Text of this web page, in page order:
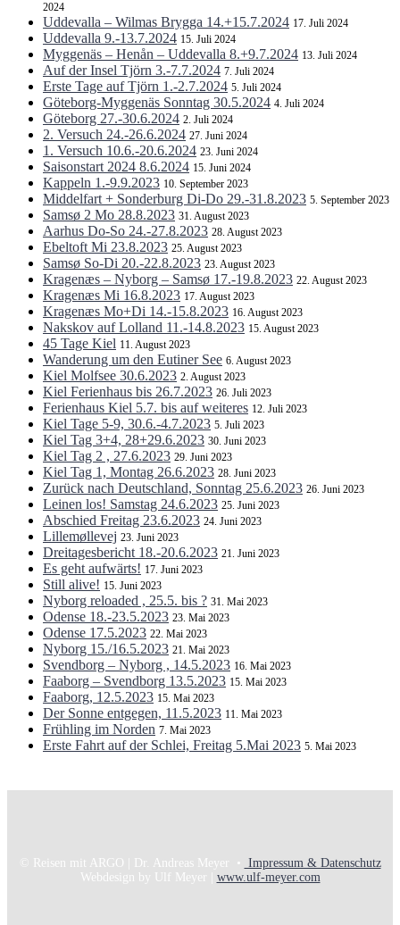
2024
Uddevalla – Wilmas Brygga 14.+15.7.2024 17. Juli 2024
Uddevalla 9.-13.7.2024 15. Juli 2024
Myggenäs – Henån – Uddevalla 8.+9.7.2024 13. Juli 2024
Auf der Insel Tjörn 3.-7.7.2024 7. Juli 2024
Erste Tage auf Tjörn 1.-2.7.2024 5. Juli 2024
Göteborg-Myggenäs Sonntag 30.5.2024 4. Juli 2024
Göteborg 27.-30.6.2024 2. Juli 2024
2. Versuch 24.-26.6.2024 27. Juni 2024
1. Versuch 10.6.-20.6.2024 23. Juni 2024
Saisonstart 2024 8.6.2024 15. Juni 2024
Kappeln 1.-9.9.2023 10. September 2023
Middelfart + Sonderburg Di-Do 29.-31.8.2023 5. September 2023
Samsø 2 Mo 28.8.2023 31. August 2023
Aarhus Do-So 24.-27.8.2023 28. August 2023
Ebeltoft Mi 23.8.2023 25. August 2023
Samsø So-Di 20.-22.8.2023 23. August 2023
Kragenæs – Nyborg – Samsø 17.-19.8.2023 22. August 2023
Kragenæs Mi 16.8.2023 17. August 2023
Kragenæs Mo+Di 14.-15.8.2023 16. August 2023
Nakskov auf Lolland 11.-14.8.2023 15. August 2023
45 Tage Kiel 11. August 2023
Wanderung um den Eutiner See 6. August 2023
Kiel Molfsee 30.6.2023 2. August 2023
Kiel Ferienhaus bis 26.7.2023 26. Juli 2023
Ferienhaus Kiel 5.7. bis auf weiteres 12. Juli 2023
Kiel Tage 5-9, 30.6.-4.7.2023 5. Juli 2023
Kiel Tag 3+4, 28+29.6.2023 30. Juni 2023
Kiel Tag 2 , 27.6.2023 29. Juni 2023
Kiel Tag 1, Montag 26.6.2023 28. Juni 2023
Zurück nach Deutschland, Sonntag 25.6.2023 26. Juni 2023
Leinen los! Samstag 24.6.2023 25. Juni 2023
Abschied Freitag 23.6.2023 24. Juni 2023
Lillemøllevej 23. Juni 2023
Dreitagesbericht 18.-20.6.2023 21. Juni 2023
Es geht aufwärts! 17. Juni 2023
Still alive! 15. Juni 2023
Nyborg reloaded , 25.5. bis ? 31. Mai 2023
Odense 18.-23.5.2023 23. Mai 2023
Odense 17.5.2023 22. Mai 2023
Nyborg 15./16.5.2023 21. Mai 2023
Svendborg – Nyborg , 14.5.2023 16. Mai 2023
Faaborg – Svendborg 13.5.2023 15. Mai 2023
Faaborg, 12.5.2023 15. Mai 2023
Der Sonne entgegen, 11.5.2023 11. Mai 2023
Frühling im Norden 7. Mai 2023
Erste Fahrt auf der Schlei, Freitag 5.Mai 2023 5. Mai 2023
© Reisen mit ARGO | Dr. Andreas Meyer • Impressum & Datenschutz
Webdesign by Ulf Meyer | www.ulf-meyer.com